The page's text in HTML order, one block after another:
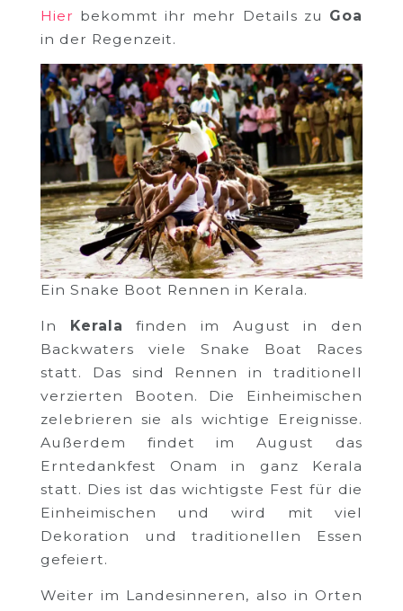
Hier bekommt ihr mehr Details zu Goa
in der Regenzeit.
Ein Snake Boot Rennen in Kerala.
In Kerala finden im August in den
Backwaters viele Snake Boat Races
statt. Das sind Rennen in traditionell
verzierten Booten. Die Einheimischen
zelebrieren sie als wichtige Ereignisse.
Außerdem findet im August das
Erntedankfest Onam in ganz Kerala
statt. Dies ist das wichtigste Fest für die
Einheimischen und wird mit viel
Dekoration und traditionellen Essen
gefeiert.
Weiter im Landesinneren, also in Orten